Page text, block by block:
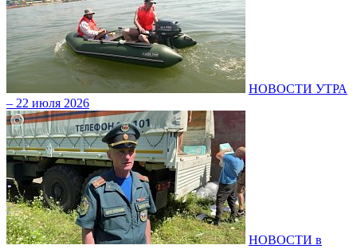
НОВОСТИ УТРА
– 22 июля 2026
НОВОСТИ в